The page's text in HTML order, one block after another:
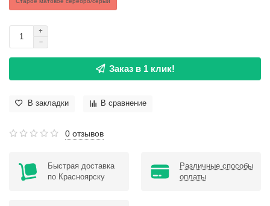
Заказ в 1 клик!
В закладки В сравнение
0 отзывов
Быстрая доставка
по Красноярску
Различные способы
оплаты